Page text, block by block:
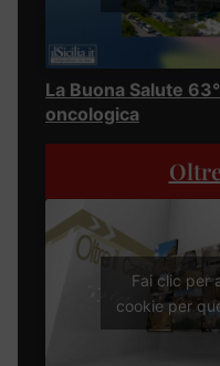
La Buona Salute
oncologica
Fai clic per
cookie per